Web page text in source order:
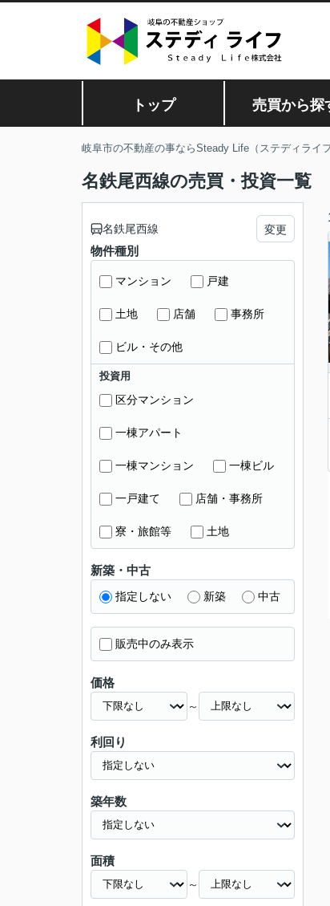
トップ 売買から探
岐阜市の不動産の事ならSteady Life（ステディライフ
名鉄尾西線の売買・投資一覧
名鉄尾西線 変更
物件種別
マンション 戸建
土地 店舗 事務所
ビル・その他
投資用
区分マンション
一棟アパート
一棟マンション 一棟ビル
一戸建て 店舗・事務所
寮・旅館等 土地
新築・中古
指定しない 新築 中古
販売中のみ表示
価格
～
利回り
築年数
面積
～